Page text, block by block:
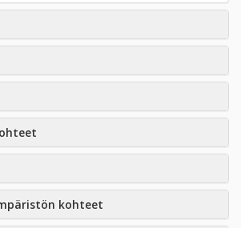
kohteet